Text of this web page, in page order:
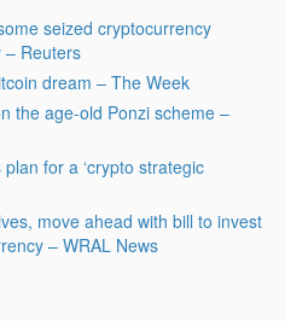
seized cryptocurrency
– Reuters
dream – The Week
the age-old Ponzi scheme –
for a ‘crypto strategic
move ahead with bill to invest
– WRAL News